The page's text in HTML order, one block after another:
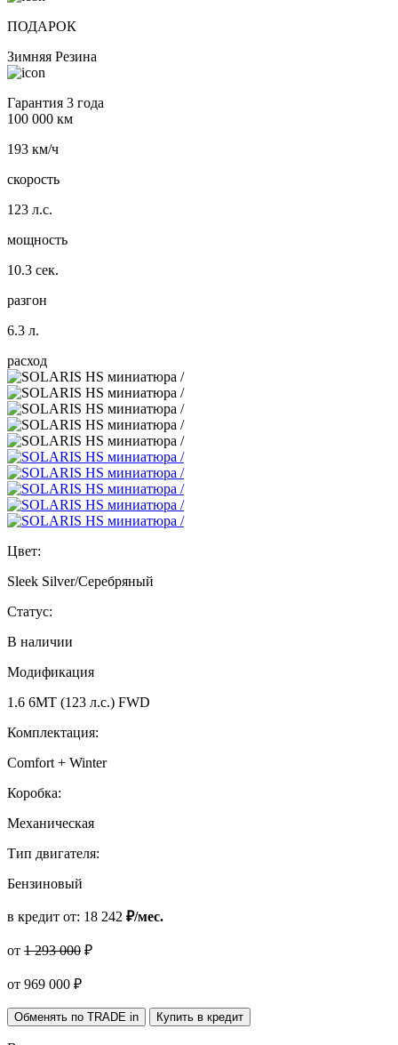
ПОДАРОК
Зимняя Резина
Гарантия 3 года
100 000 км
193 км/ч
скорость
123 л.с.
мощность
10.3 сек.
разгон
6.3 л.
расход
Цвет:
Sleek Silver/Серебряный
Статус:
В наличии
Модификация
1.6 6MT (123 л.с.) FWD
Комплектация:
Comfort + Winter
Коробка:
Механическая
Тип двигателя:
Бензиновый
в кредит от: 18 242 ₽/мес.
от 1 293 000 ₽
от 969 000 ₽
Обменять по TRADE in Купить в кредит